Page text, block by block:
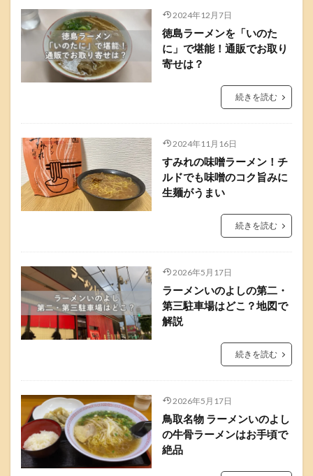
2024年12月7日
徳島ラーメンを「いのた
に」で堪能！通販でお取り
寄せは？
続きを読む
2024年11月16日
すみれの味噌ラーメン！チ
ルドでも味噌のコク旨みに
生麺がうまい
続きを読む
2026年5月17日
ラーメンいのよしの第二・
第三駐車場はどこ？地図で
解説
続きを読む
2026年5月17日
鳥取名物 ラーメンいのよし
の牛骨ラーメンはお手頃で
絶品